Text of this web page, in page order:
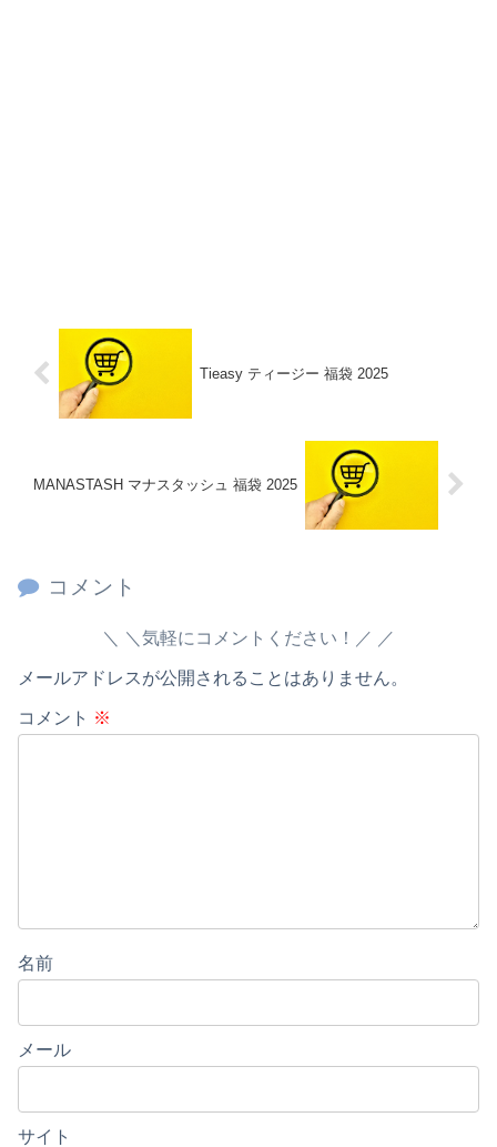
Tieasy ティージー 福袋 2025
MANASTASH マナスタッシュ 福袋 2025
コメント
＼気軽にコメントください！／
メールアドレスが公開されることはありません。
コメント ※
名前
メール
サイト